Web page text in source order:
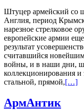
Штуцер армейский со
Англия, период
нарезное стрелковое
европейские армии
результат
считавшийся
войны, и в наши дни,
коллекционирования и
стальной, прямой,[…]
АрмАнтик